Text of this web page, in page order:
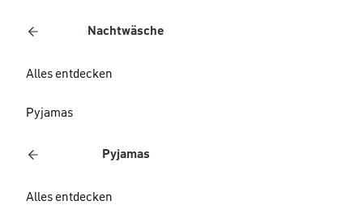
Nachtwäsche
Alles entdecken
Pyjamas
Pyjamas
Alles entdecken